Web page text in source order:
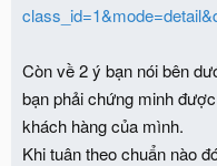
Còn về 2 ý bạn nói bên
bạn phải chứng minh
khách hàng của mình.
Khi tuân theo chuẩn nào